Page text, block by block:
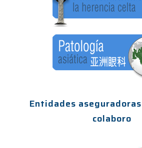
Entidades
colaboro